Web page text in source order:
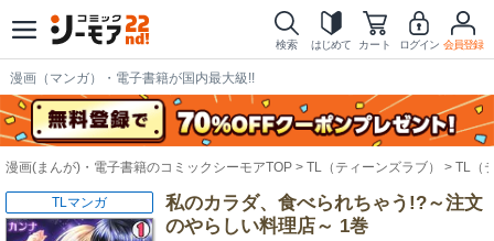
検索 はじめて カート ログイン 会員登録
漫画（マンガ）・電子書籍が国内最大級!!
漫画(まんが)・電子書籍のコミックシーモアTOP TL（ティーンズラブ） TL（
私のカラダ、食べられちゃう!?～注文
のやらしい料理店～ 1巻
TLマンガ